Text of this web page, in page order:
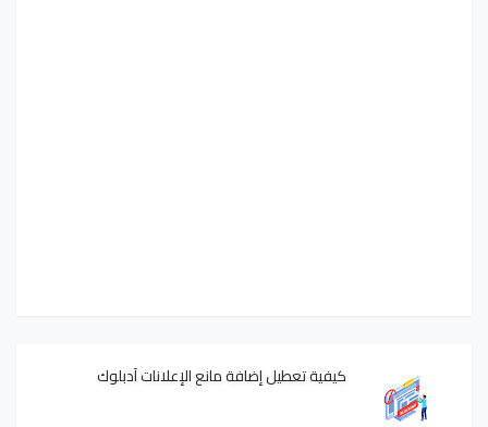
كيفية تعطيل إضافة مانع الإعلانات آدبلوك